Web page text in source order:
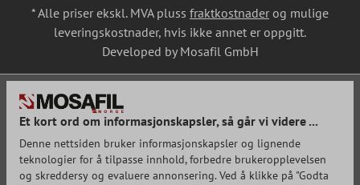
* Alle priser ekskl. MVA pluss fraktkostnader og mulige
leveringskostnader, hvis ikke annet er oppgitt.
Developed by Mosafil GmbH
Et kort ord om informasjonskapsler, så går vi videre ...
Denne nettsiden bruker informasjonskapsler og lignende
teknologier for å tilpasse innhold, forbedre brukeropplevelsen
og skreddersy og evaluere annonsering. Ved å klikke på "Godta